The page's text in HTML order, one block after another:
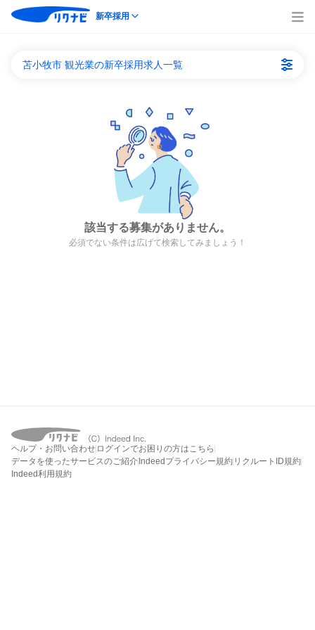
新卒採用
苫小牧市 観光業の新卒採用求人一覧
該当する募集がありません。
必須でない条件は広げて検索してみましょう！
ヘルプ・お問い合わせ ログインでお困りの方はこちら
データを使ったサービスのご紹介 Indeedプライバシー規約 リクルートID規約
Indeed利用規約